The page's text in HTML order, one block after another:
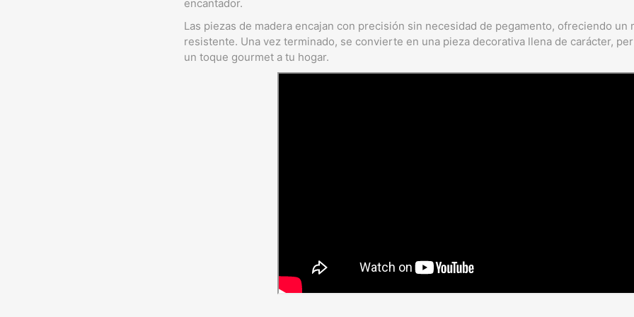
encantador.
Las piezas de madera encajan con precisión sin necesidad de pegamento, ofreciendo un
resistente. Una vez terminado, se convierte en una pieza decorativa llena de carácter,
un toque gourmet a tu hogar.